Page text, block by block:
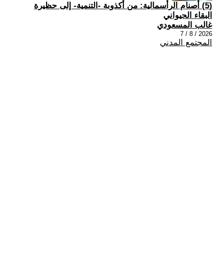
(5) أصنام الرأسمالية: من أكذوبة -التنمية- إلى حظيرة
البقاء الحيواني
غالب المسعودي
2026 / 8 / 7
المجتمع المدني